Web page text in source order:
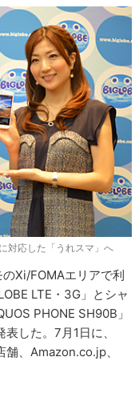
対応した「うれスマ」へ
Xi/FOMAエリアで利
LTE・3G」とシャ
PHONE SH90B」
した。7月1日に、
、Amazon.co.jp、